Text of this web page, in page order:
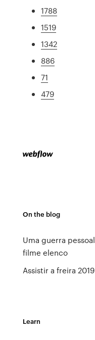
1788
1519
1342
886
71
479
On the blog
Uma guerra pessoal
filme elenco
Assistir a freira 2019
Learn